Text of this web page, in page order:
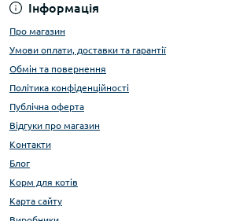
Інформація
Про магазин
Умови оплати, доставки та гарантії
Обмін та повернення
Політика конфіденційності
Публічна оферта
Відгуки про магазин
Контакти
Блог
Корм для котів
Карта сайту